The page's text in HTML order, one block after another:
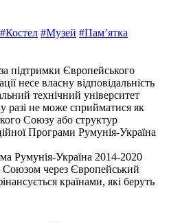
#Костел #Музей #Пам’ятка
підтримки Європейського
несе власну відповідальність
технічний університет
разі не може сприйматися як
Союзу або структур
Програми Румунія-Україна
Румунія-Україна 2014-2020
Союзом через Європейський
країнами, які беруть